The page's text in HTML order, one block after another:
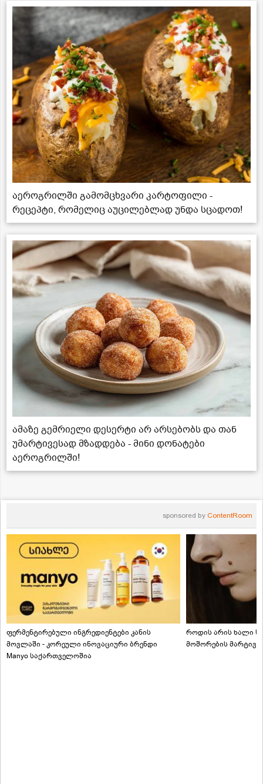
აეროგრილში გამომცხვარი კარტოფილი -
რეცეპტი, რომელიც აუცილებლად უნდა სცადოთ!
ამაზე გემრიელი დესერტი არ არსებობს და თან
უმარტივესად მზადდება - მინი დონატები
აეროგრილში!
sponsored by ContentRoom
ფერმენტირებული ინგრედიენტები კანის
მოვლაში - კორეული ინოვაციური ბრენდი
Manyo საქართველოშია
როდის არის ხალი
მოშორების